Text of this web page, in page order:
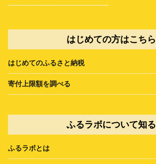
はじめての方はこちら
はじめてのふるさと納税
寄付上限額を調べる
ふるラボについて知る
ふるラボとは